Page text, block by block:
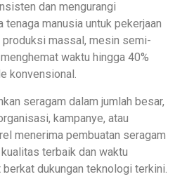
dan mengurangi
tenaga manusia untuk pekerjaan
produksi massal, mesin semi-
waktu hingga 40%
konvensional.
seragam dalam jumlah besar,
kampanye, atau
menerima pembuatan seragam
terbaik dan waktu
dukungan teknologi terkini.